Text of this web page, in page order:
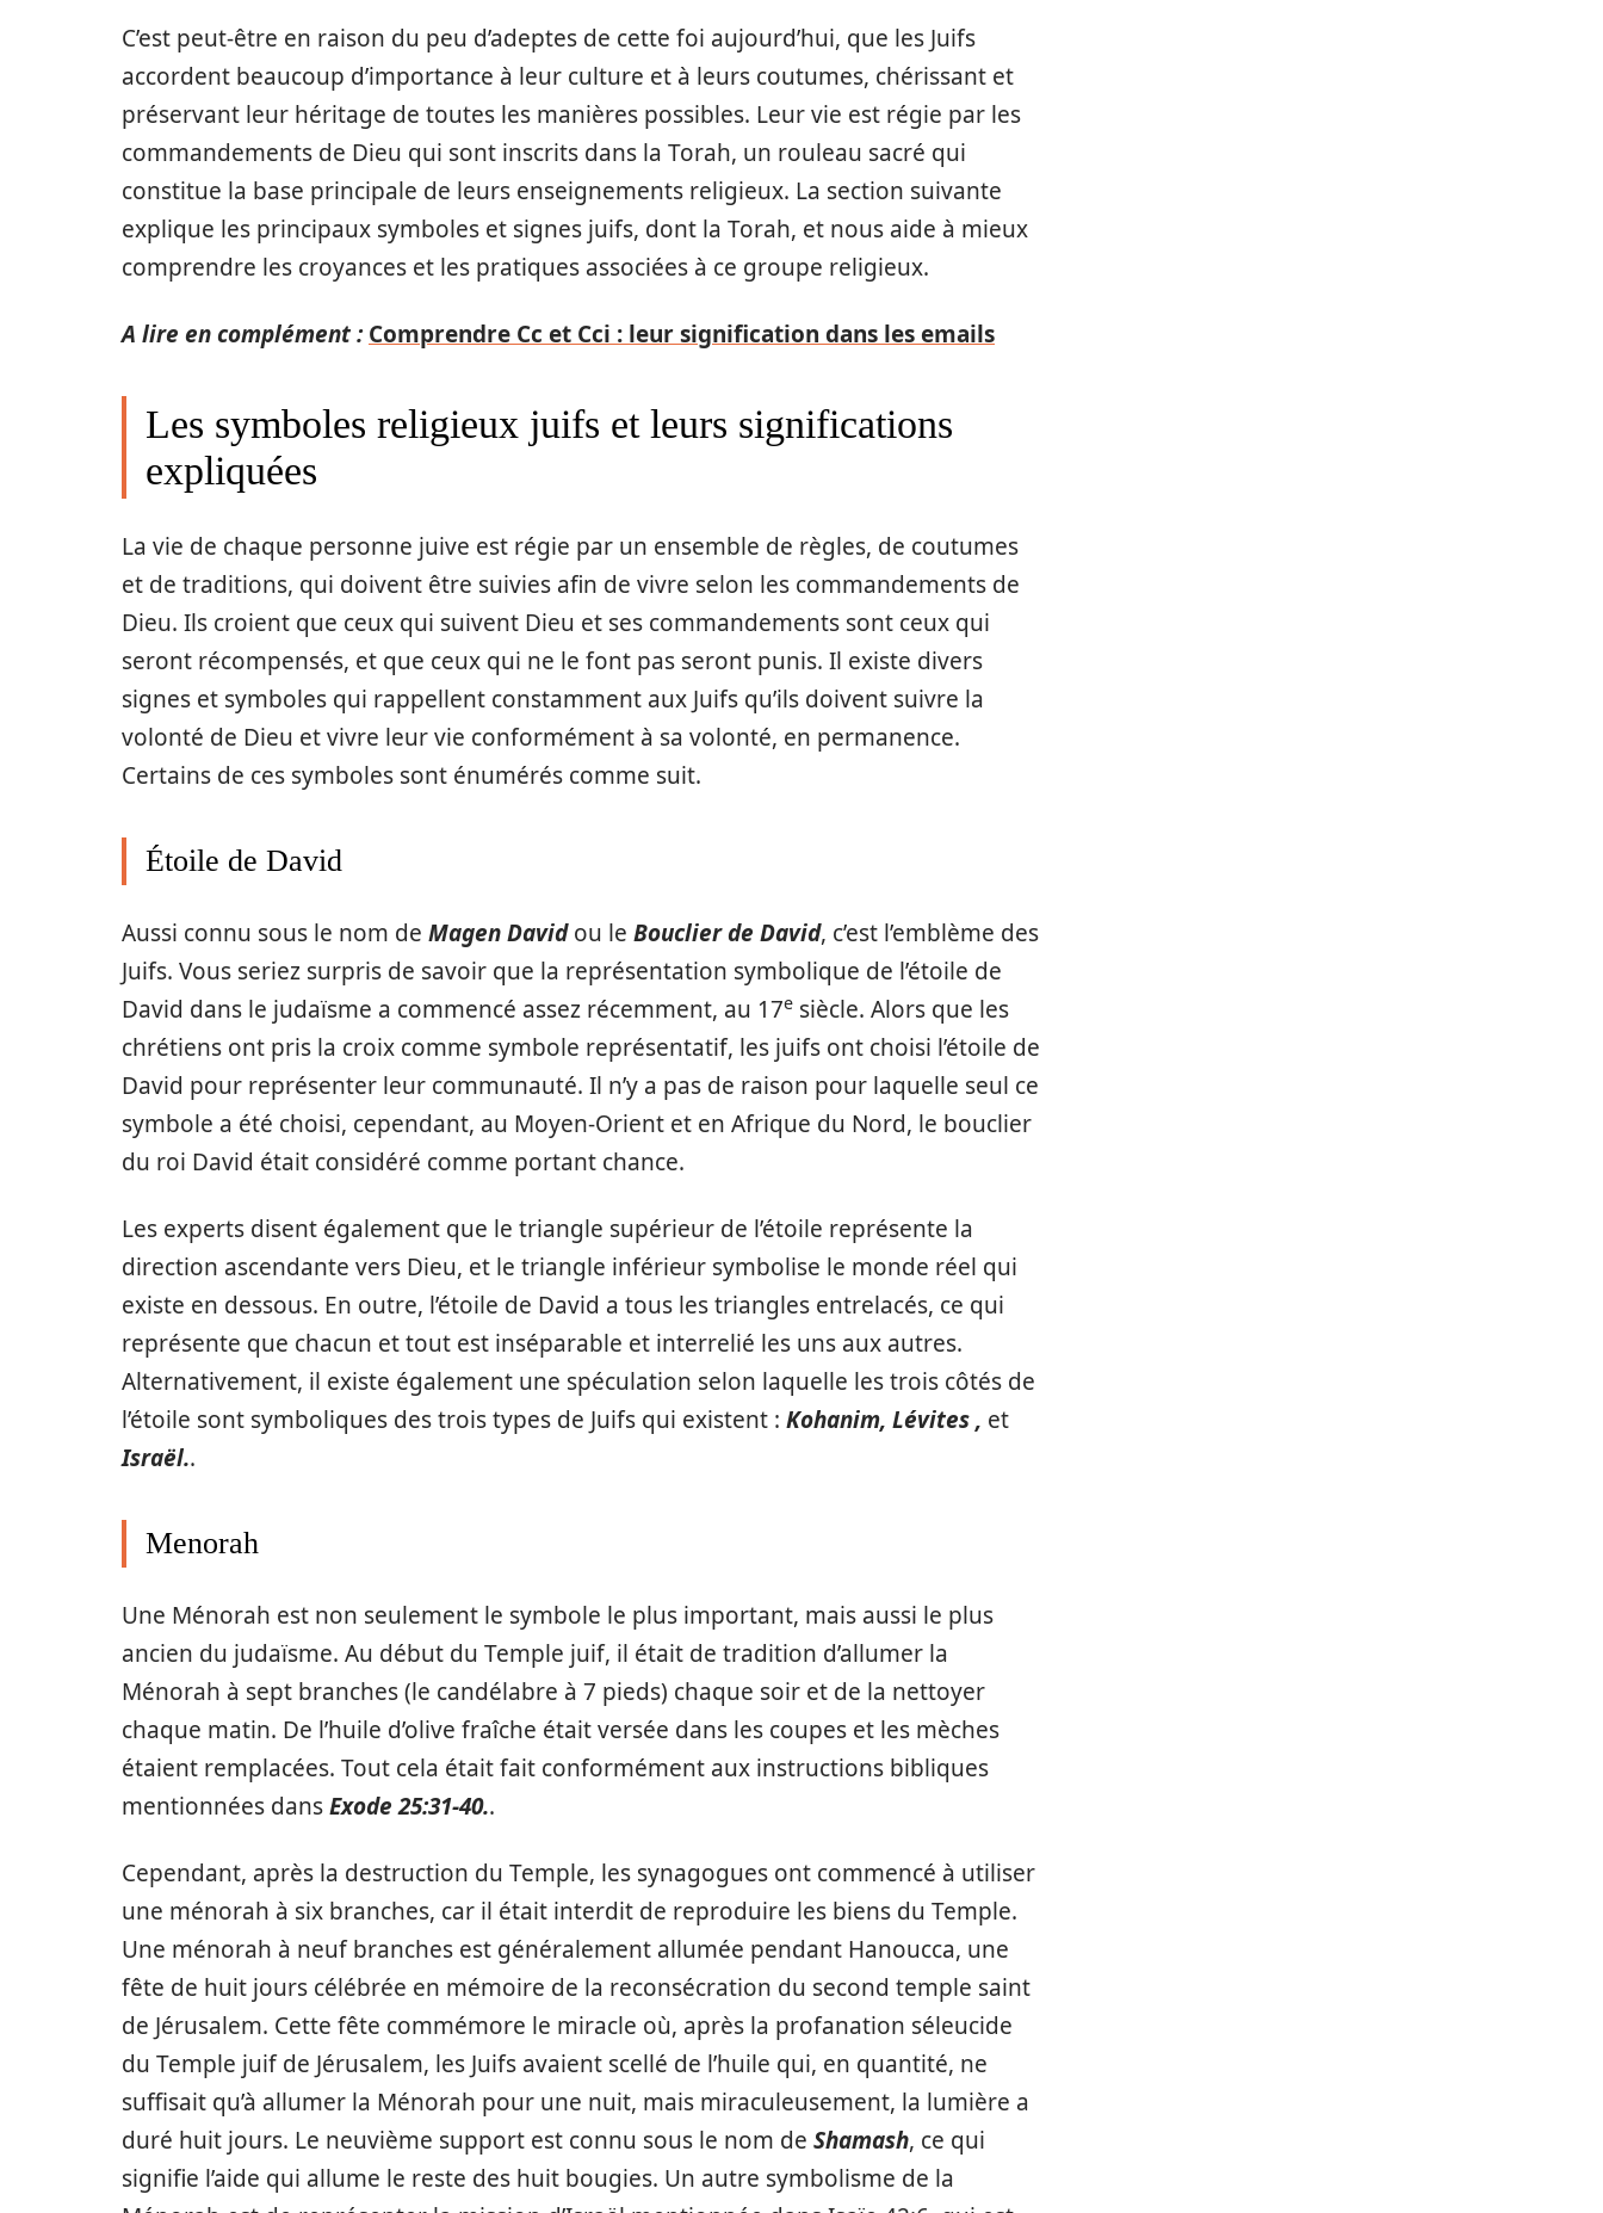
C’est peut-être en raison du peu d’adeptes de cette foi aujourd’hui, que les Juifs
accordent beaucoup d’importance à leur culture et à leurs coutumes, chérissant et
préservant leur héritage de toutes les manières possibles. Leur vie est régie par les
commandements de Dieu qui sont inscrits dans la Torah, un rouleau sacré qui
constitue la base principale de leurs enseignements religieux. La section suivante
explique les principaux symboles et signes juifs, dont la Torah, et nous aide à mieux
comprendre les croyances et les pratiques associées à ce groupe religieux.
A lire en complément : Comprendre Cc et Cci : leur signification dans les emails
Les symboles religieux juifs et leurs significations
expliquées
La vie de chaque personne juive est régie par un ensemble de règles, de coutumes
et de traditions, qui doivent être suivies afin de vivre selon les commandements de
Dieu. Ils croient que ceux qui suivent Dieu et ses commandements sont ceux qui
seront récompensés, et que ceux qui ne le font pas seront punis. Il existe divers
signes et symboles qui rappellent constamment aux Juifs qu’ils doivent suivre la
volonté de Dieu et vivre leur vie conformément à sa volonté, en permanence.
Certains de ces symboles sont énumérés comme suit.
Étoile de David
Aussi connu sous le nom de Magen Davidou le Bouclier de David, c’est l’emblème des
Juifs. Vous seriez surpris de savoir que la représentation symbolique de l’étoile de
David dans le judaïsme a commencé assez récemment, au 17e siècle. Alors que les
chrétiens ont pris la croix comme symbole représentatif, les juifs ont choisi l’étoile de
David pour représenter leur communauté. Il n’y a pas de raison pour laquelle seul ce
symbole a été choisi, cependant, au Moyen-Orient et en Afrique du Nord, le bouclier
du roi David était considéré comme portant chance.
Les experts disent également que le triangle supérieur de l’étoile représente la
direction ascendante vers Dieu, et le triangle inférieur symbolise le monde réel qui
existe en dessous. En outre, l’étoile de David a tous les triangles entrelacés, ce qui
représente que chacun et tout est inséparable et interrelié les uns aux autres.
Alternativement, il existe également une spéculation selon laquelle les trois côtés de
l’étoile sont symboliques des trois types de Juifs qui existent : Kohanim, Lévites, et
Israël..
Menorah
Une Ménorah est non seulement le symbole le plus important, mais aussi le plus
ancien du judaïsme. Au début du Temple juif, il était de tradition d’allumer la
Ménorah à sept branches (le candélabre à 7 pieds) chaque soir et de la nettoyer
chaque matin. De l’huile d’olive fraîche était versée dans les coupes et les mèches
étaient remplacées. Tout cela était fait conformément aux instructions bibliques
mentionnées dansExode 25:31-40..
Cependant, après la destruction du Temple, les synagogues ont commencé à utiliser
une ménorah à six branches, car il était interdit de reproduire les biens du Temple.
Une ménorah à neuf branches est généralement allumée pendant Hanoucca, une
fête de huit jours célébrée en mémoire de la reconsécration du second temple saint
de Jérusalem. Cette fête commémore le miracle où, après la profanation séleucide
du Temple juif de Jérusalem, les Juifs avaient scellé de l’huile qui, en quantité, ne
suffisait qu’à allumer la Ménorah pour une nuit, mais miraculeusement, la lumière a
duré huit jours. Le neuvième support est connu sous le nom de Shamash, ce qui
signifie l’aide qui allume le reste des huit bougies. Un autre symbolisme de la